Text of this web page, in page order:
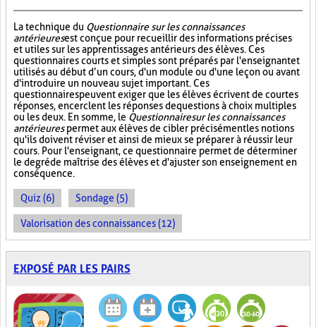
La technique du Questionnaire sur les connaissances
antérieuresest conçue pour recueillir des informations précises
et utiles sur les apprentissages antérieurs des élèves. Ces
questionnaires courts et simples sont préparés par l'enseignant et
utilisés au début d’un cours, d'un module ou d'une leçon ou avant
d'introduire un nouveau sujet important. Ces
questionnaires peuvent exiger que les élèves écrivent de courtes
réponses, encerclent les réponses de questions à choix multiples
ou les deux. En somme, le Questionnaire sur les connaissances
antérieurespermet aux élèves de cibler précisément les notions
qu'ils doivent réviser et ainsi de mieux se préparer à réussir leur
cours. Pour l'enseignant, ce questionnaire permet de déterminer
le degré de maîtrise des élèves et d'ajuster son enseignement en
conséquence.
Quiz (6) Sondage (5)
Valorisation des connaissances (12)
EXPOSÉ PAR LES PAIRS